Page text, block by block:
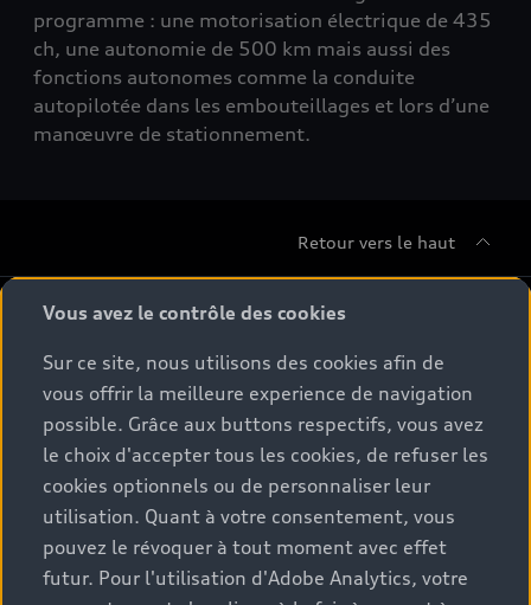
programme : une motorisation électrique de 435
ch, une autonomie de 500 km mais aussi des
fonctions autonomes comme la conduite
autopilotée dans les embouteillages et lors d’une
manœuvre de stationnement.
Retour vers le haut
Gamme
Tous les modèles
Comparer les modèles
Modèles électriques
Hybrides plug-in
Conseil & achat
Offres du moment
Configurateur
Véhicules neufs disponibles
Service & Accessoires
Accessoires d'origine Audi
Audi Services
Espace client
Contact
Audi World
Vous avez le contrôle des cookies
Sur ce site, nous utilisons des cookies afin de
vous offrir la meilleure experience de navigation
possible. Grâce aux buttons respectifs, vous avez
le choix d'accepter tous les cookies, de refuser les
cookies optionnels ou de personnaliser leur
utilisation. Quant à votre consentement, vous
pouvez le révoquer à tout moment avec effet
futur. Pour l'utilisation d'Adobe Analytics, votre